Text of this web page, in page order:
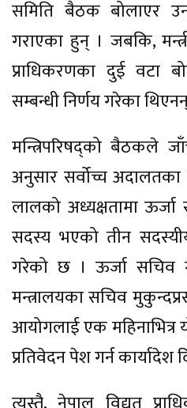
समिति बैठक बोलाएर
गराएका हुन् । जबकि,
प्राधिकरणका दुई वटा
सम्बन्धी निर्णय गरेका
मन्त्रिपरिषद्को बैठकले
अनुसार सर्वोच्च अदालतका
लालको अध्यक्षतामा
सदस्य भएको तीन
गरेको छ । ऊर्जा सचिव
मन्त्रालयका सचिव
आयोगलाई एक महिनाभित्र
प्रतिवेदन पेश गर्न कार्यादेश